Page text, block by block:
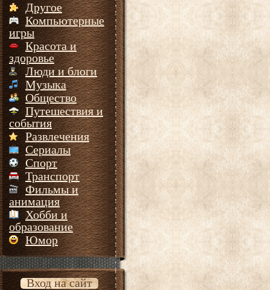
Другое
Компьютерные
игры
Красота и
здоровье
Люди и блоги
Музыка
Общество
Путешествия и
события
Развлечения
Сериалы
Спорт
Транспорт
Фильмы и
анимация
Хобби и
образование
Юмор
Вход на сайт